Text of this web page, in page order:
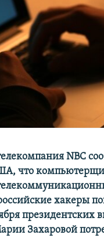
NBC
что
хакеры
президентских
Захаровой